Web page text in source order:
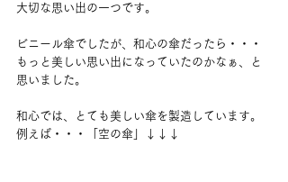
大切な思い出の一つです。
ビニール傘でしたが、和心の傘だったら・・・
もっと美しい思い出になっていたのかなぁ、と
思いました。
和心では、とても美しい傘を製造しています。
例えば・・・「空の傘」↓↓↓